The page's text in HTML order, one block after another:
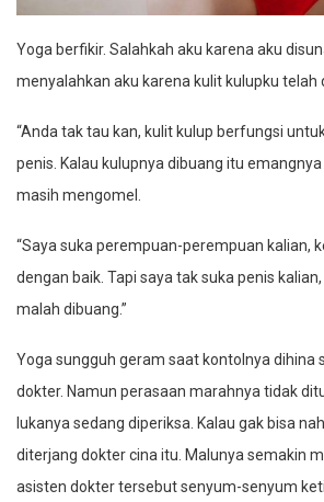
Yoga berfikir. Salahkah aku karena aku
menyalahkan aku karena kulit kulupku telah
“Anda tak tau kan, kulit kulup berfungsi
penis. Kalau kulupnya dibuang itu emangnya
masih mengomel.
“Saya suka perempuan-perempuan kalian,
dengan baik. Tapi saya tak suka penis
malah dibuang.”
Yoga sungguh geram saat kontolnya dihina
dokter. Namun perasaan marahnya tidak
lukanya sedang diperiksa. Kalau gak bisa
diterjang dokter cina itu. Malunya semakin
asisten dokter tersebut senyum-senyum